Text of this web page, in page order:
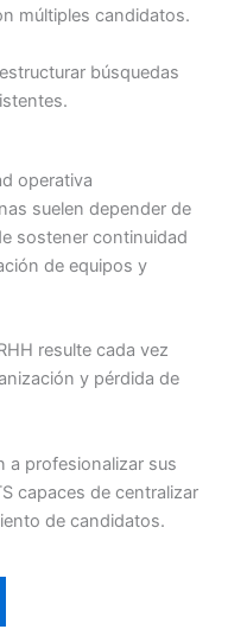
múltiples candidatos.
búsquedas
operativa
suelen depender de
sostener continuidad
de equipos y
resulte cada vez
y pérdida de
a profesionalizar sus
capaces de centralizar
de candidatos.